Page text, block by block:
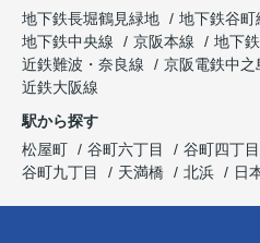
地下鉄長堀鶴見緑地
地下鉄谷町
地下鉄中央線
京阪本線
地下
近鉄難波・奈良線
京阪電鉄中之
近鉄大阪線
駅から探す
松屋町
谷町六丁目 谷町四丁目
谷町九丁目
天満橋 北浜 日